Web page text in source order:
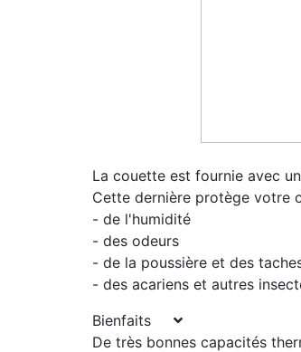
La couette est fournie avec
Cette dernière protège votre
- de l'humidité
- des odeurs
- de la poussière et des
- des acariens et autres
Bienfaits
De très bonnes capacités